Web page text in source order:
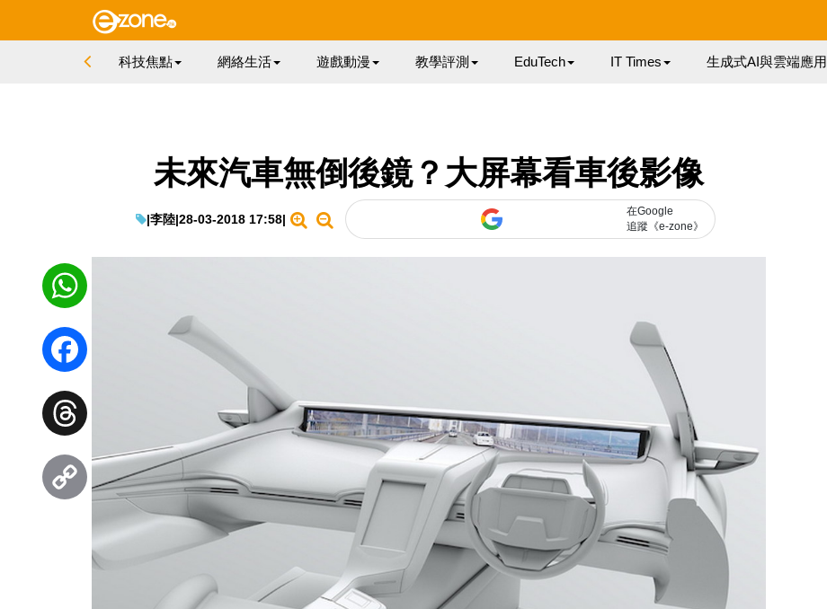
科技焦點 網絡生活 遊戲動漫 教學評測 EduTech IT Times 生成式AI與雲端應用
未來汽車無倒後鏡？大屏幕看車後影像
|李陸|28-03-2018 17:58|
在Google
追蹤《e-zone》
WhatsApp
Facebook
Threads
Link